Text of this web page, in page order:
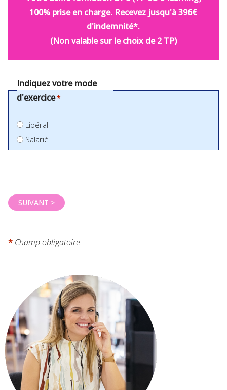
100% prise en charge. Recevez jusqu'à 396€
d'indemnité*.
(Non valable sur le choix de 2 TP)
Indiquez votre mode
d'exercice*
Libéral
Salarié
* Champ obligatoire